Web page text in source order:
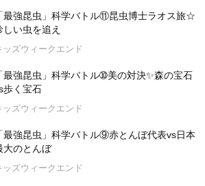
「最強昆虫」科学バトル⑪昆虫博士ラオス旅☆
しい虫を追え
ッズウィークエンド
「最強昆虫」科学バトル➉美の対決✨森の宝石
歩く宝石
ッズウィークエンド
「最強昆虫」科学バトル⑨赤とんぼ代表vs日本
大のとんぼ
ッズウィークエンド